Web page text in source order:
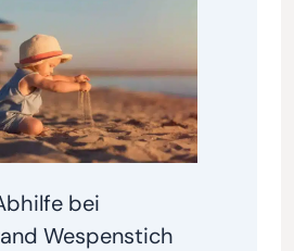
bei
Wespenstich